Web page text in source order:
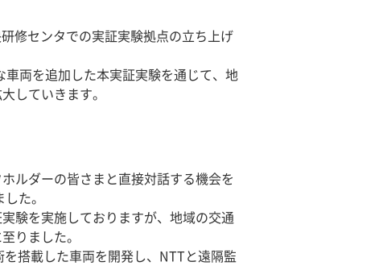
修センタでの実証実験拠点の立ち上げ
両を追加した本実証実験を通じて、地
していきます。
ルダーの皆さまと直接対話する機会を
た。
験を実施しておりますが、地域の交通
りました。
搭載した車両を開発し、NTTと遠隔監